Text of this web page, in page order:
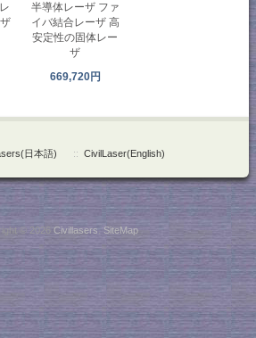
半導体レーザ ファ
イバ結合レーザ 高
安定性の固体レー
ザ
669,720円
日本語) :: CivilLaser(English)
© 2026 Civillasers SiteMap